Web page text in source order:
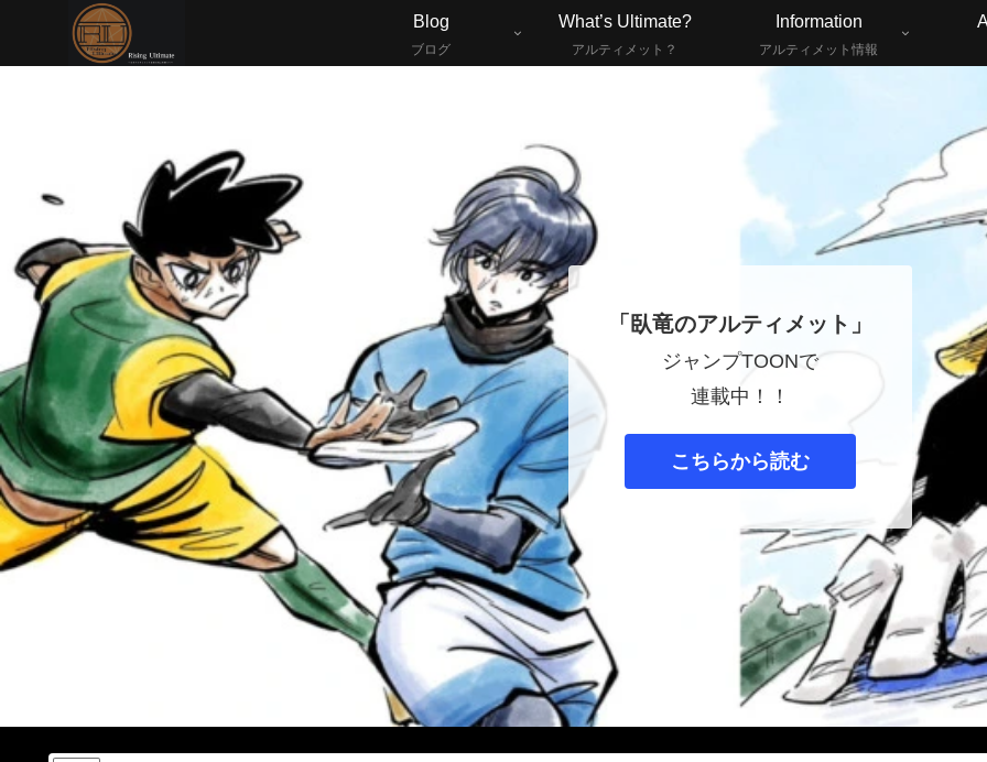
Blog
ブログ
What’s Ultimate?
アルティメット？
Information
アルティメット情報
「臥竜のアルティメット」
ジャンプTOONで
連載中！！
こちらから読む